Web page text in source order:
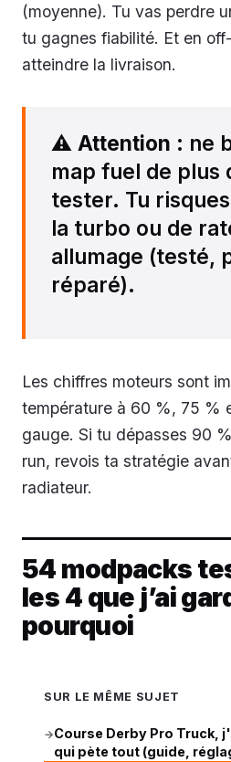
(moyenne). Tu vas perdre
tu gagnes fiabilité. Et en
atteindre la livraison.
⚠️ Attention : ne
map fuel de plus
tester. Tu
la turbo ou de
allumage (testé,
réparé).
Les chiffres moteurs sont
température à 60 %, 75 %
gauge. Si tu dépasses 90
run, revois ta stratégie
radiateur.
54 modpacks
les 4 que j’ai
pourquoi
SUR LE MÊME SUJET
→Course Derby Pro Truck,
qui pète tout (guide,